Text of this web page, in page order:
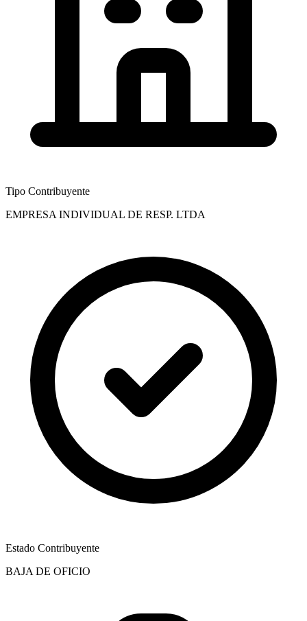
Tipo Contribuyente
EMPRESA INDIVIDUAL DE RESP. LTDA
Estado Contribuyente
BAJA DE OFICIO